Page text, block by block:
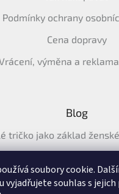
soubory cookie.
souhlas s jejich
Podmínky ochrany
Cena dopravy
výměna a
Blog
tričko jako základ
tričko na léto
šaty: pohodlné,